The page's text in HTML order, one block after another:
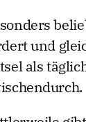
und
als